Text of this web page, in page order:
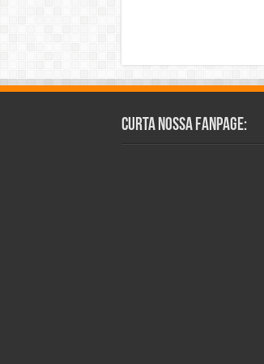
Curta Nossa Fanpage: